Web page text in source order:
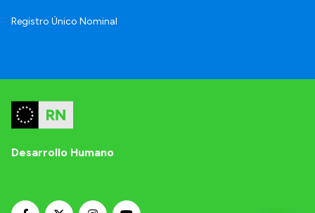
Registro Único Nominal
Desarrollo Humano